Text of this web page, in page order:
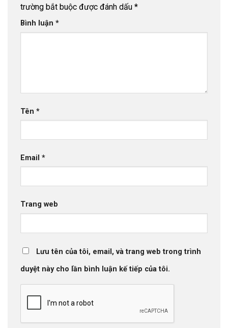
trường bắt buộc được đánh dấu *
Bình luận *
Tên *
Email *
Trang web
Lưu tên của tôi, email, và trang web trong trình
duyệt này cho lần bình luận kế tiếp của tôi.